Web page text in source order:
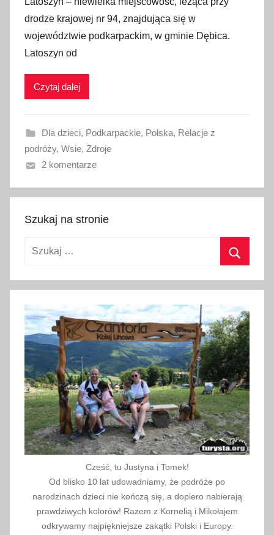
u
b
l
i
w
n
o
4
i
s
a
a
2
0
0
drodze krajowej nr 94, znajdująca się w
województwie podkarpackim, w gminie Dębica.
Latoszyn od
Czytaj dalej
Dla dzieci, Podkarpackie, Polska, Relacje z
podróży, Wsie, Zdroje
2 komentarze
Szukaj na stronie
Szukaj:
Cześć, tu Justyna i Tomek!
Od blisko 10 lat udowadniamy, że podróże po
narodzinach dzieci nie kończą się, a dopiero nabierają
prawdziwych kolorów! Razem z Kornelią i Mikołajem
odkrywamy najpiękniejsze zakątki Polski i Europy.